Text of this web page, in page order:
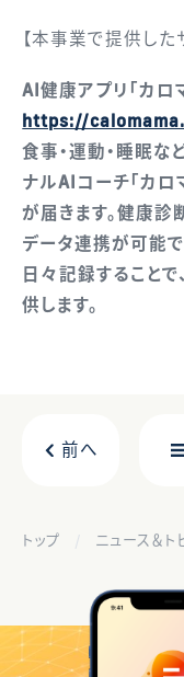
【本事業で提供した
AI健康アプリ「カロ
https://
食事・運動・睡眠な
ナルAIコーチ「カロ
が届きます。健康
データ連携が可能
日々記録すること
供します。
前へ
トップ ニュース＆ト